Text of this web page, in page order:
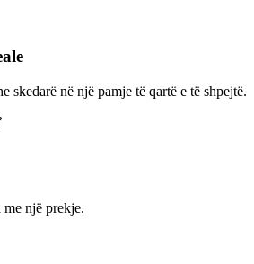
skedarë në një pamje të qartë e të shpejtë.
një prekje.